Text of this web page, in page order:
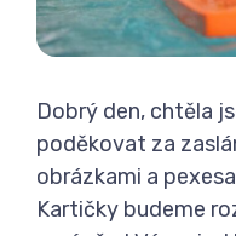
Dobrý den, chtěla
poděkovat za
obrázkami a
Kartičky budeme